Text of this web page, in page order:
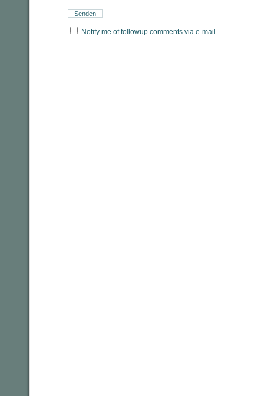
Notify me of followup comments via e-mail